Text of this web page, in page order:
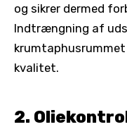
og sikrer dermed
Indtrængning af
krumtaphusrummet
kvalitet.
2.